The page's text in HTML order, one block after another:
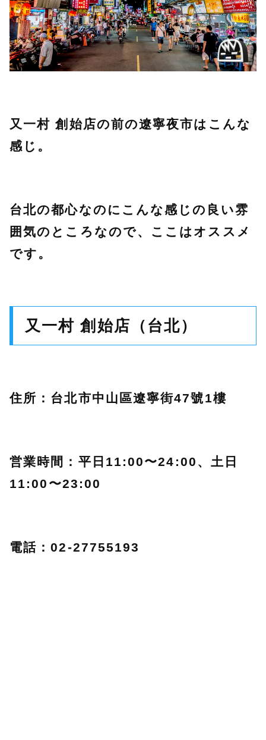
又一村 創始店の前の遼寧夜市はこんな
感じ。
台北の都心なのにこんな感じの良い雰
囲気のところなので、ここはオススメ
です。
又一村 創始店（台北）
住所：台北市中山區遼寧街47號1樓
営業時間：平日11:00〜24:00、土日
11:00〜23:00
電話：02-27755193